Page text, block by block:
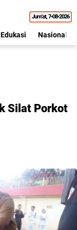
Jum'at 7•08•2026
Edukasi Nasional
Silat Porkot